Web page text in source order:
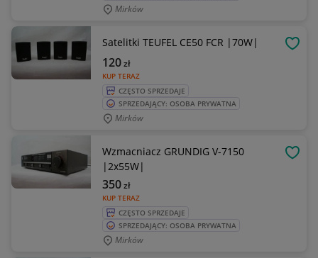
Mirków
Satelitki TEUFEL CE50 FCR |70W|
KUP TERAZ
120zł
CZĘSTO SPRZEDAJE
SPRZEDAJĄCY: OSOBA PRYWATNA
Mirków
Wzmacniacz GRUNDIG V-7150
|2x55W|
KUP TERAZ
350zł
CZĘSTO SPRZEDAJE
SPRZEDAJĄCY: OSOBA PRYWATNA
Mirków